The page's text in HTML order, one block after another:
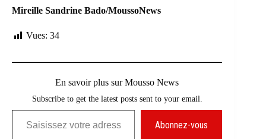
Mireille Sandrine Bado/MoussoNews
Vues: 34
En savoir plus sur Mousso News
Subscribe to get the latest posts sent to your email.
Saisissez votre adresse e-mail…
Abonnez-vous